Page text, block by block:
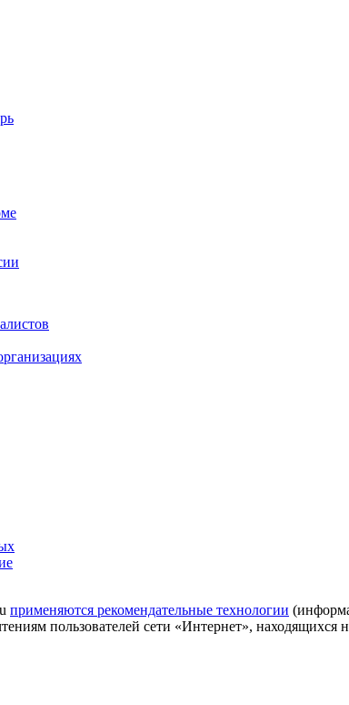
применяются рекомендательные технологии
пользователей сети «Интернет»,